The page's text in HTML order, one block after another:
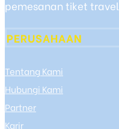
pemesanan tiket
PERUSAHAAN
Tentang Kami
Hubungi Kami
Partner
Karir